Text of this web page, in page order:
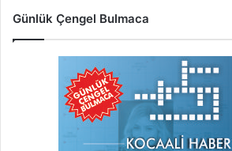
Günlük Çengel Bulmaca